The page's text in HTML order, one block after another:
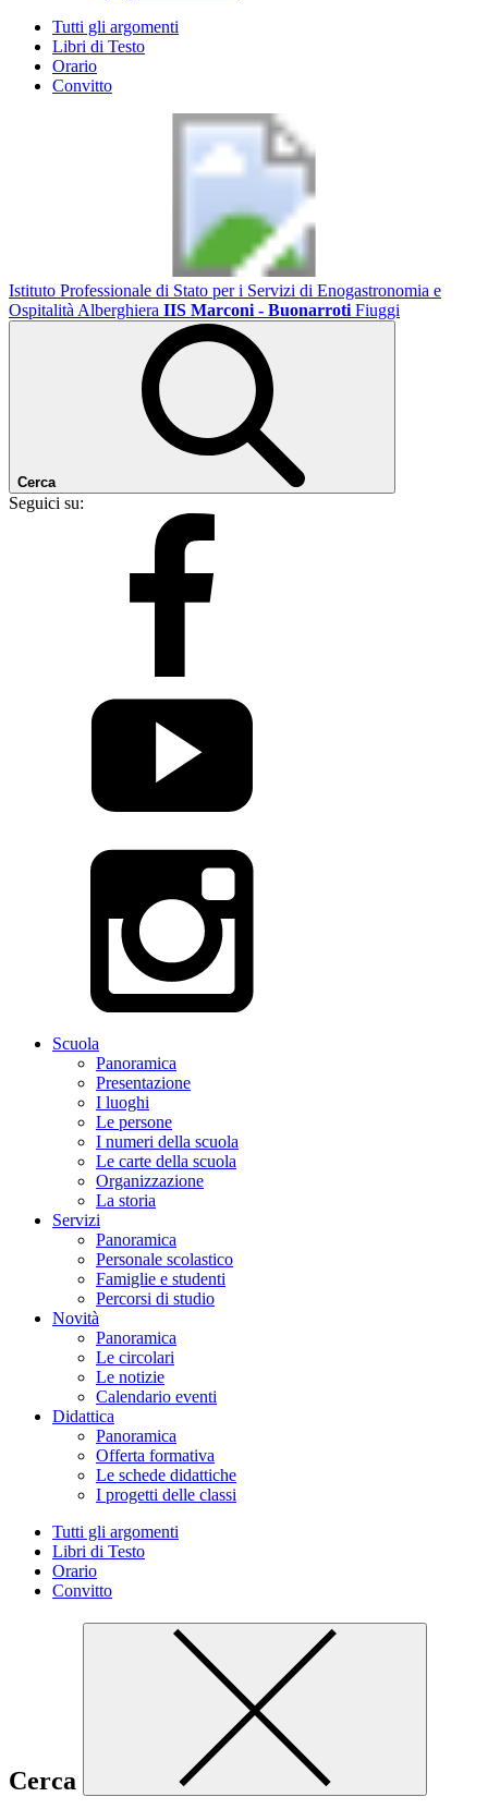
Tutti gli argomenti
Libri di Testo
Orario
Convitto
Istituto Professionale di Stato per i Servizi di Enogastronomia e
Ospitalità Alberghiera IIS Marconi - Buonarroti Fiuggi
Cerca
Seguici su:
Scuola
Panoramica
Presentazione
I luoghi
Le persone
I numeri della scuola
Le carte della scuola
Organizzazione
La storia
Servizi
Panoramica
Personale scolastico
Famiglie e studenti
Percorsi di studio
Novità
Panoramica
Le circolari
Le notizie
Calendario eventi
Didattica
Panoramica
Offerta formativa
Le schede didattiche
I progetti delle classi
Tutti gli argomenti
Libri di Testo
Orario
Convitto
Cerca